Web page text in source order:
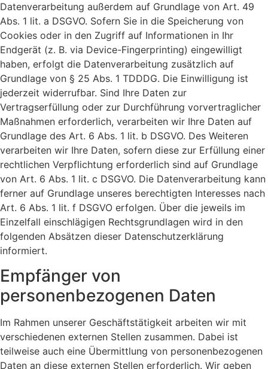
Datenverarbeitung außerdem auf Grundlage von Art. 49
Abs. 1 lit. a DSGVO. Sofern Sie in die Speicherung von
Cookies oder in den Zugriff auf Informationen in Ihr
Endgerät (z. B. via Device-Fingerprinting) eingewilligt
haben, erfolgt die Datenverarbeitung zusätzlich auf
Grundlage von § 25 Abs. 1 TDDDG. Die Einwilligung ist
jederzeit widerrufbar. Sind Ihre Daten zur
Vertragserfüllung oder zur Durchführung vorvertraglicher
Maßnahmen erforderlich, verarbeiten wir Ihre Daten auf
Grundlage des Art. 6 Abs. 1 lit. b DSGVO. Des Weiteren
verarbeiten wir Ihre Daten, sofern diese zur Erfüllung einer
rechtlichen Verpflichtung erforderlich sind auf Grundlage
von Art. 6 Abs. 1 lit. c DSGVO. Die Datenverarbeitung kann
ferner auf Grundlage unseres berechtigten Interesses nach
Art. 6 Abs. 1 lit. f DSGVO erfolgen. Über die jeweils im
Einzelfall einschlägigen Rechtsgrundlagen wird in den
folgenden Absätzen dieser Datenschutzerklärung
informiert.
Empfänger von
personenbezogenen Daten
Im Rahmen unserer Geschäftstätigkeit arbeiten wir mit
verschiedenen externen Stellen zusammen. Dabei ist
teilweise auch eine Übermittlung von personenbezogenen
Daten an diese externen Stellen erforderlich. Wir geben